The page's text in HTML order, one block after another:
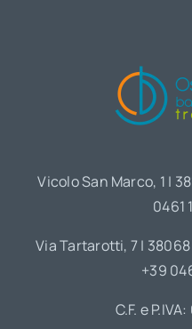
Vicolo San Marco, 1 |
0461
Via Tartarotti, 7 |
+39
C.F. e